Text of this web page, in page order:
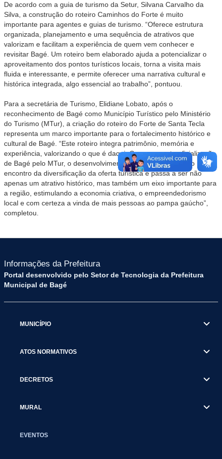
De acordo com a guia de turismo da Setur, Silvana Carvalho da
Silva, a construção do roteiro Caminhos do Forte é muito
importante para agentes e guias de turismo. “Oferece estrutura
organizada, planejamento e uma sequência de atrativos que
valorizam e facilitam a experiência de quem vem conhecer e
revisitar Bagé. Um roteiro bem elaborado ajuda a potencializar o
aproveitamento dos pontos turísticos locais, torna a visita mais
fluida e interessante, e permite oferecer uma narrativa cultural e
histórica integrada, algo essencial ao trabalho”, pontuou.
Para a secretária de Turismo, Elidiane Lobato, após o
reconhecimento de Bagé como Município Turístico pelo Ministério
do Turismo (MTur), a criação do roteiro do Forte de Santa Tecla
representa um marco importante para o fortalecimento histórico e
cultural de Bagé. “Este roteiro integra patrimônio, memória e
experiência, valorizando o que é daqui. Com a recente oficialização
de Bagé pelo MTur, o desenvolvimento desse roteiro vem ao
encontro da diversificação da oferta turística e passa a ser não
apenas um atrativo histórico, mas também um eixo importante para
a região, estimulando a economia criativa, o empreendedorismo
local e com certeza a vinda de mais pessoas ao pampa gaúcho”,
completou.
Informações da Prefeitura
Portal desenvolvido pelo Setor de Tecnologia da Prefeitura
Municipal de Bagé
MUNICÍPIO
ATOS NORMATIVOS
DECRETOS
MURAL
EVENTOS